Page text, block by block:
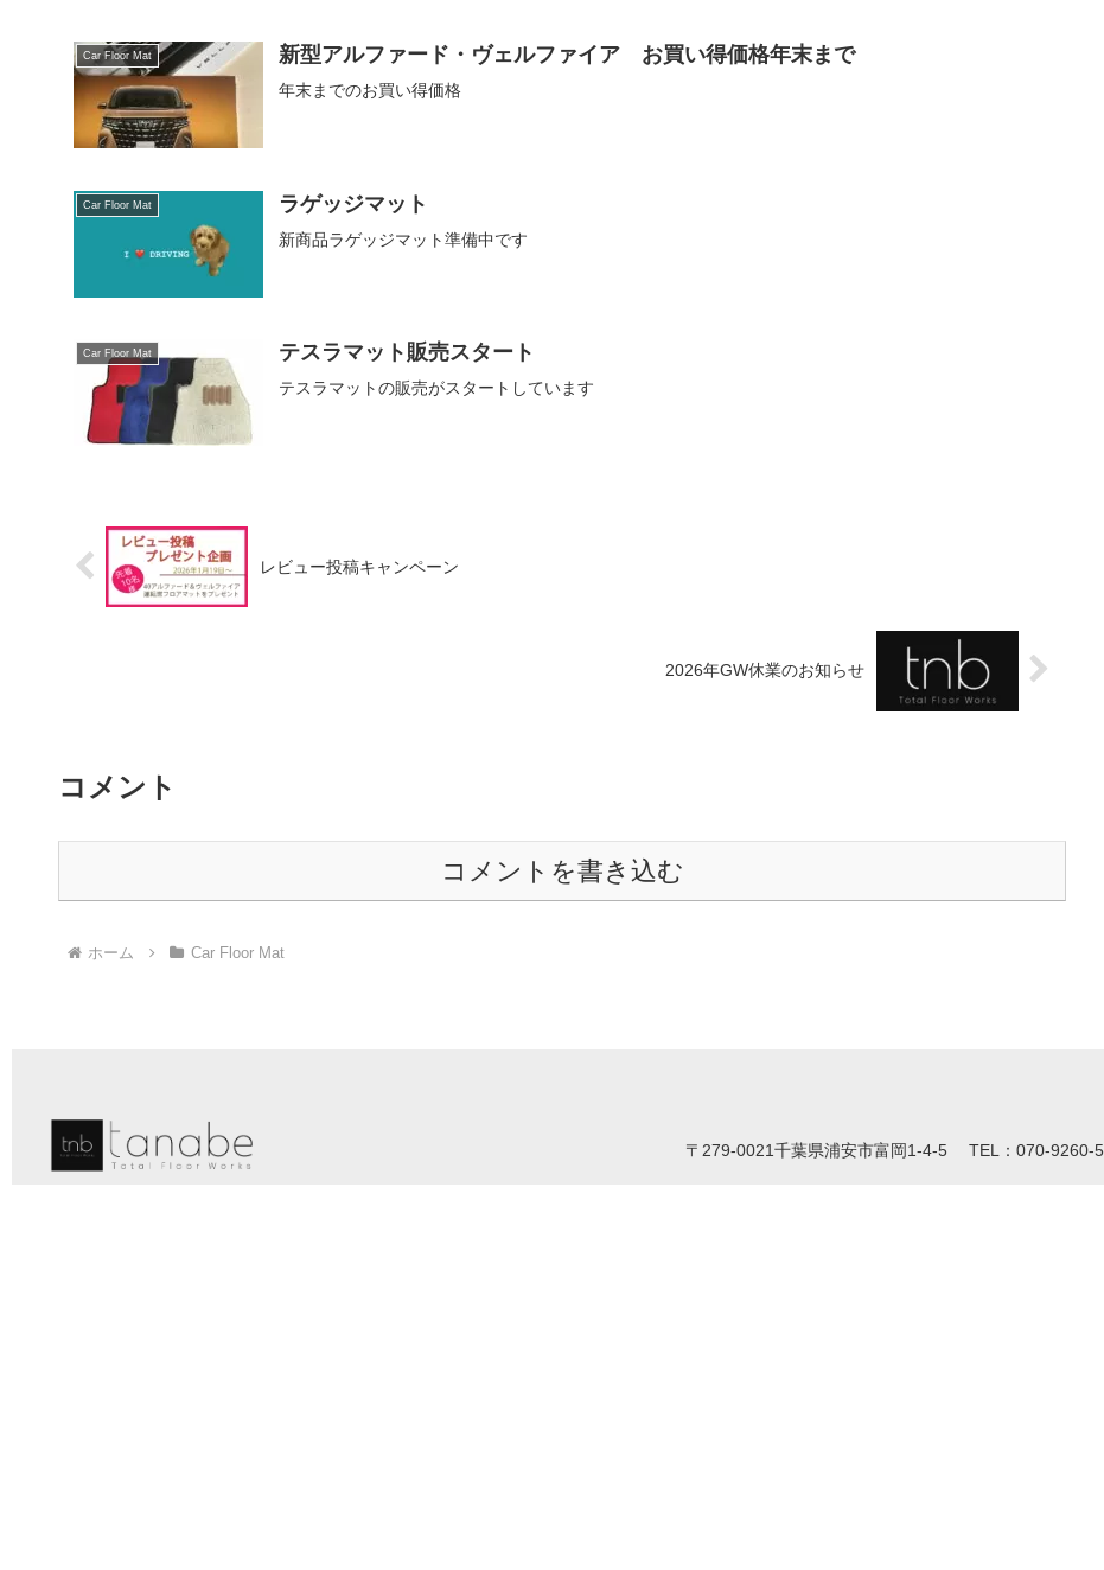
Car Floor Mat 新型アルファード・ヴェルファイア お買い得価格年末まで
年末までのお買い得価格
Car Floor Mat ラゲッジマット
新商品ラゲッジマット準備中です
Car Floor Mat テスラマット販売スタート
テスラマットの販売がスタートしています
レビュー投稿キャンペーン
2026年GW休業のお知らせ
コメント
コメントを書き込む
ホーム Car Floor Mat
〒279-0021千葉県浦安市富岡1-4-5 TEL：070-